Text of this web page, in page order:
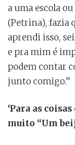
a uma escola
(Petrina), fazia
aprendi isso,
e pra mim é
podem contar
junto comigo.”
‘Para as
muito “Um